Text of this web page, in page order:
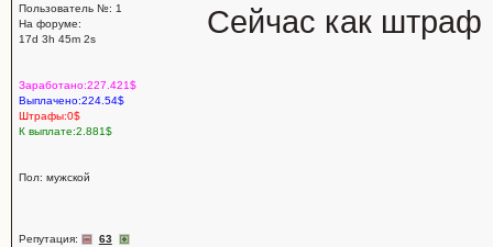
Пользователь №: 1
На форуме:
17d 3h 45m 2s
Заработано:227.421$
Выплачено:224.54$
Штрафы:0$
К выплате:2.881$
Пол: мужской
Репутация: 63
Сейчас как штраф